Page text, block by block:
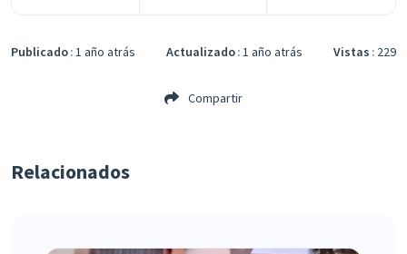
Publicado 1 año atrás Actualizado 1 año atrás Vistas 229
Compartir
Relacionados